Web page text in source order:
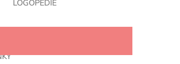
LOGOPEDIE